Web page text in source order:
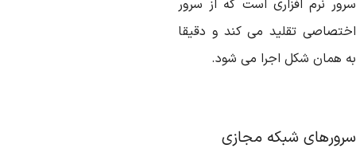
نرم افزاری است که از سرور
تقلید می کند و دقیقا
همان شکل اجرا می شود.
شبکه مجازی